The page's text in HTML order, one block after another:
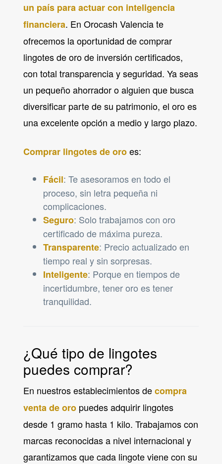
un país para actuar con inteligencia
financiera. En Orocash Valencia te
ofrecemos la oportunidad de comprar
lingotes de oro de inversión certificados,
con total transparencia y seguridad. Ya seas
un pequeño ahorrador o alguien que busca
diversificar parte de su patrimonio, el oro es
una excelente opción a medio y largo plazo.
Comprar lingotes de oroes:
Fácil: Te asesoramos en todo el
proceso, sin letra pequeña ni
complicaciones.
Seguro: Solo trabajamos con oro
certificado de máxima pureza.
Transparente: Precio actualizado en
tiempo real y sin sorpresas.
Inteligente: Porque en tiempos de
incertidumbre, tener oro es tener
tranquilidad.
¿Qué tipo de lingotes
puedes comprar?
En nuestros establecimientos decompra
venta de oro puedes adquirir lingotes
desde 1 gramo hasta 1 kilo. Trabajamos con
marcas reconocidas a nivel internacional y
garantizamos que cada lingote viene con su